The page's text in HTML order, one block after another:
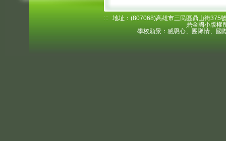
::: 地址：(807068)高雄市三民區鼎山街
鼎金國小版權
學校願景：感恩心、團隊情、國